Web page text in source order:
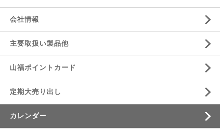
会社情報
主要取扱い製品他
山福ポイントカード
定期大売り出し
カレンダー